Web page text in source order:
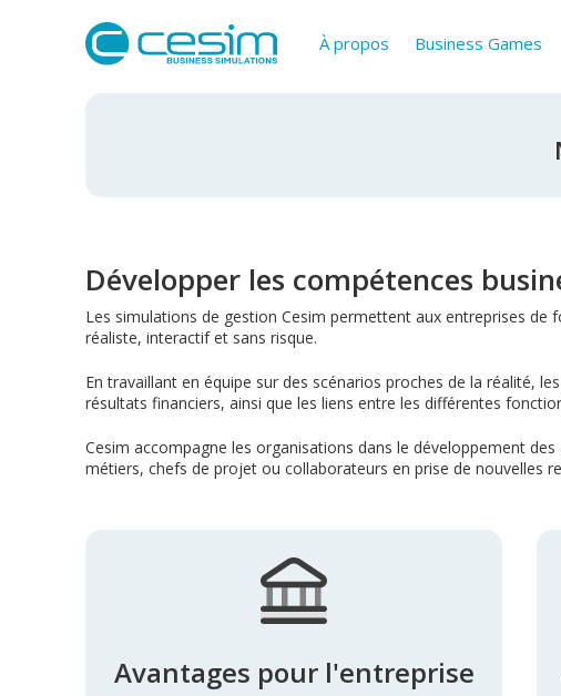
À propos Business Games
Développer les compétences
Les simulations de gestion Cesim permettent aux entreprises
réaliste, interactif et sans risque.
En travaillant en équipe sur des scénarios proches de la réalité,
résultats financiers, ainsi que les liens entre les différentes
Cesim accompagne les organisations dans le développement
métiers, chefs de projet ou collaborateurs en prise de nouvelles
Avantages pour l'entreprise